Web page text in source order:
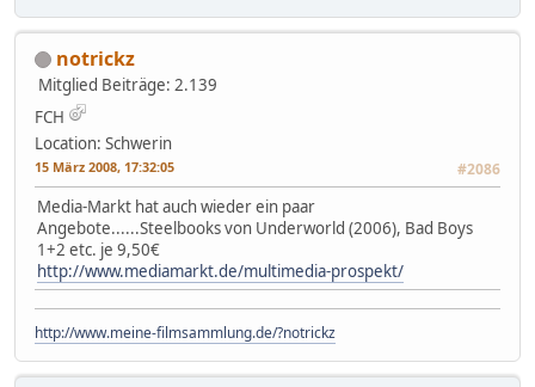
notrickz
Mitglied Beiträge: 2.139
FCH
Location: Schwerin
15 März 2008, 17:32:05 #2086
Media-Markt hat auch wieder ein paar
Angebote......Steelbooks von Underworld (2006), Bad Boys
1+2 etc. je 9,50€
http://www.mediamarkt.de/multimedia-prospekt/
http://www.meine-filmsammlung.de/?notrickz